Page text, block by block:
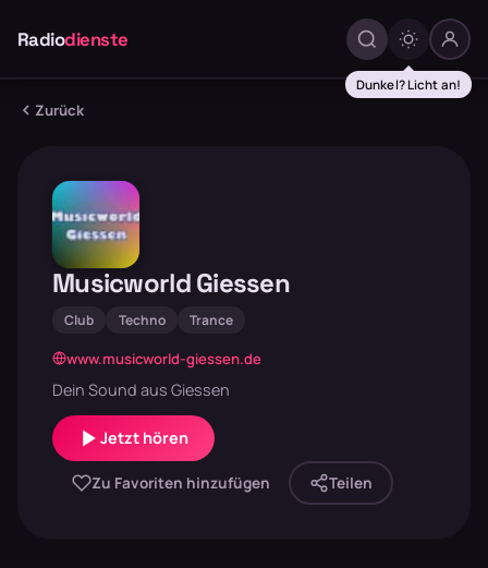
Radiodienste
Dunkel? Licht an!
Zurück
Musicworld Giessen
Club Techno Trance
www.musicworld-giessen.de
Dein Sound aus Giessen
Jetzt hören
Zu Favoriten hinzufügen Teilen